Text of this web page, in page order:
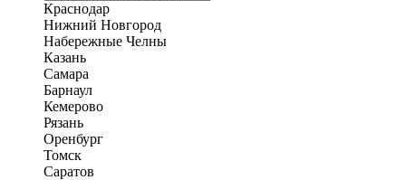
Краснодар
Нижний Новгород
Набережные Челны
Казань
Самара
Барнаул
Кемерово
Рязань
Оренбург
Томск
Саратов